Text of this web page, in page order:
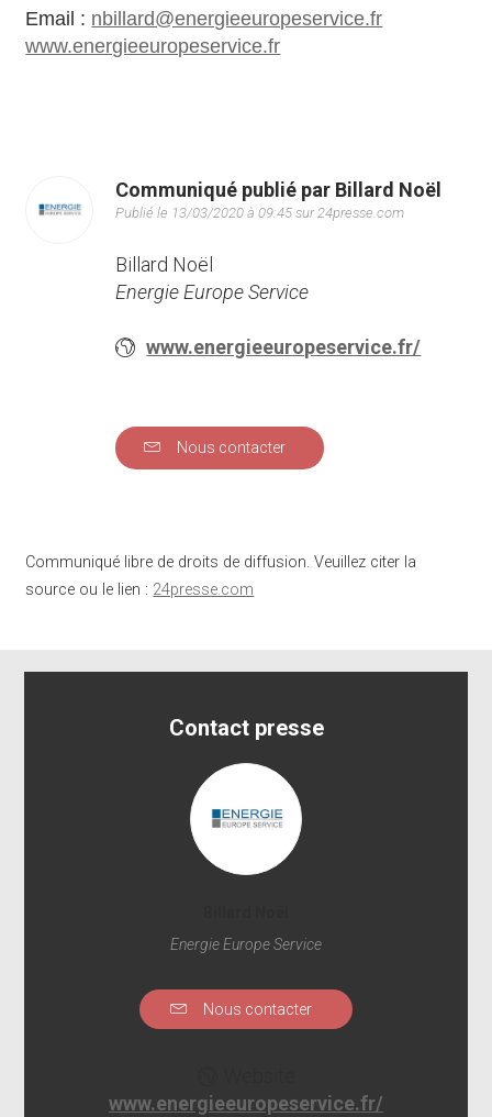
Email : nbillard@energieeuropeservice.fr
www.energieeuropeservice.fr
Communiqué publié par Billard Noël
Publié le 13/03/2020 à 09:45 sur 24presse.com
Billard Noël
Energie Europe Service
www.energieeuropeservice.fr/
Nous contacter
Communiqué libre de droits de diffusion. Veuillez citer la
source ou le lien : 24presse.com
Contact presse
Energie Europe Service
Nous contacter
www.energieeuropeservice.fr/